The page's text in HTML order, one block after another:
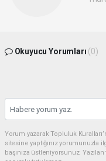
Okuyucu Yorumları (0)
Yorum yazarak Topluluk
sitesine yaptığınız yorumunuzla
başınıza üstleniyorsunuz.